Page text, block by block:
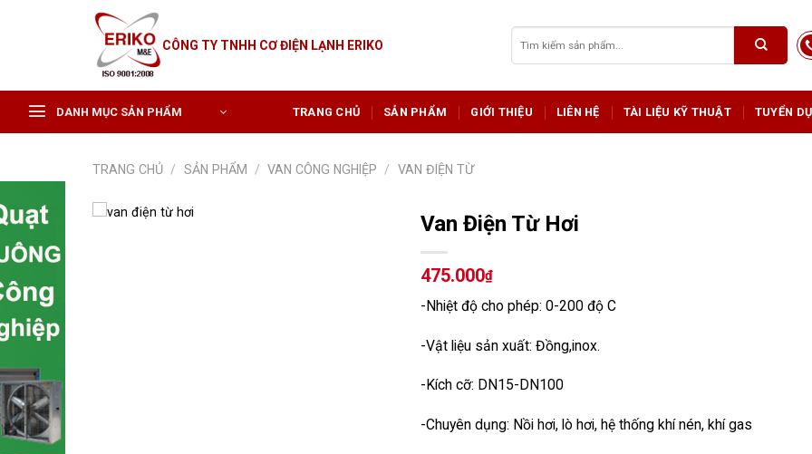
CÔNG TY TNHH CƠ ĐIỆN LẠNH ERIKO
kiếm:
DANH MỤC SẢN PHẨM TRANG CHỦ SẢN PHẨM GIỚI THIỆU LIÊN HỆ TÀI LIỆU KỸ THUẬT TUYỂN
TRANG CHỦ / SẢN PHẨM / VAN CÔNG NGHIỆP / VAN ĐIỆN TỪ
Van Điện Từ Hơi
475.000₫
-Nhiệt độ cho phép: 0-200 độ C
-Vật liệu sản xuất: Đồng,inox.
-Kích cỡ: DN15-DN100
-Chuyên dụng: Nồi hơi, lò hơi, hệ thống khí nén, khí gas